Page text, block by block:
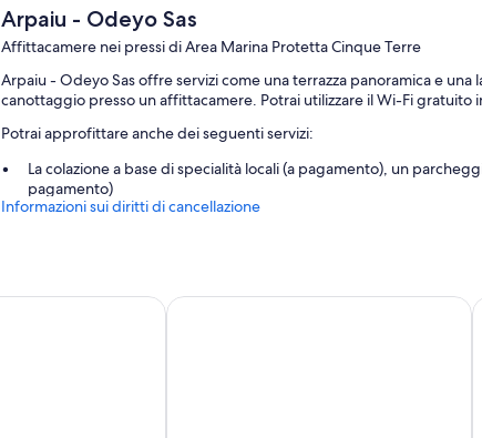
Arpaiu - Odeyo Sas
Affittacamere nei pressi di Area Marina Protetta Cinque Terre
Arpaiu - Odeyo Sas offre servizi come una terrazza panoramica e
canottaggio presso un affittacamere. Potrai utilizzare il Wi-Fi gratuito
Potrai approfittare anche dei seguenti servizi:
La colazione a base di specialità locali (a pagamento), un
pagamento)
Aree riservate ai non fumatori, deposito bagagli e teli da spiaggia
Informazioni sui diritti di cancellazione
Il Sogno di Manarola by The First